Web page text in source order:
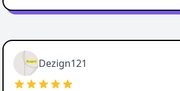
Easy-Peasy AI
Dezign121